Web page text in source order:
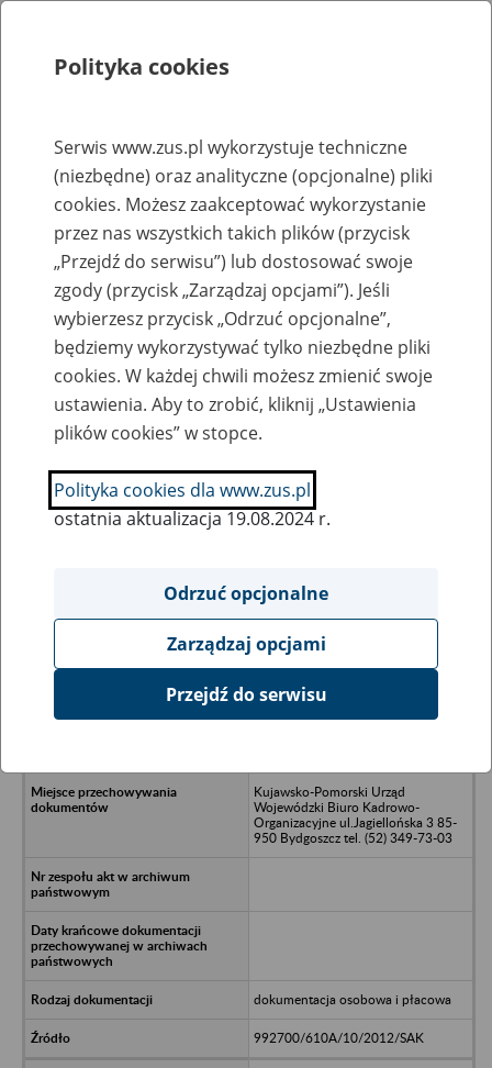
Rejestry, ewidencje i archiwa
Baza zlikwidowanych lub
przekształconych zakładów pracy
Nazwa zakładu pracy:
SZUKAJ
Ukryj wszystkie pozycje bazy
Przedsiębiorstwo Instalacji
Kujawsko-Pomorski Urząd
Wojewódzki Biuro Kadrowo-
Organizacyjne ul.Jagiellońska 3 85-
950 Bydgoszcz tel. (52) 349-73-03
dokumentacja osobowa i płacowa
992700/610A/10/2012/SAK
Polityka cookies
Serwis www.zus.pl wykorzystuje techniczne
(niezbędne) oraz analityczne (opcjonalne) pliki
cookies. Możesz zaakceptować wykorzystanie
przez nas wszystkich takich plików (przycisk
„Przejdź do serwisu”) lub dostosować swoje
zgody (przycisk „Zarządzaj opcjami”). Jeśli
wybierzesz przycisk „Odrzuć opcjonalne”,
będziemy wykorzystywać tylko niezbędne pliki
cookies. W każdej chwili możesz zmienić swoje
ustawienia. Aby to zrobić, kliknij „Ustawienia
plików cookies” w stopce.
Polityka cookies dla www.zus.pl
ostatnia aktualizacja 19.08.2024 r.
Odrzuć opcjonalne
Zarządzaj opcjami
Przejdź do serwisu